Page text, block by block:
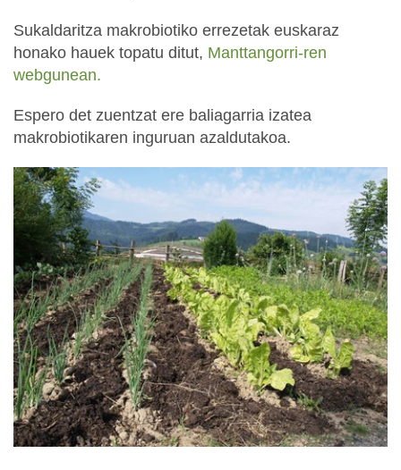
Sukaldaritza makrobiotiko errezetak euskaraz
honako hauek topatu ditut, Manttangorri-ren
webgunean.
Espero det zuentzat ere baliagarria izatea
makrobiotikaren inguruan azaldutakoa.